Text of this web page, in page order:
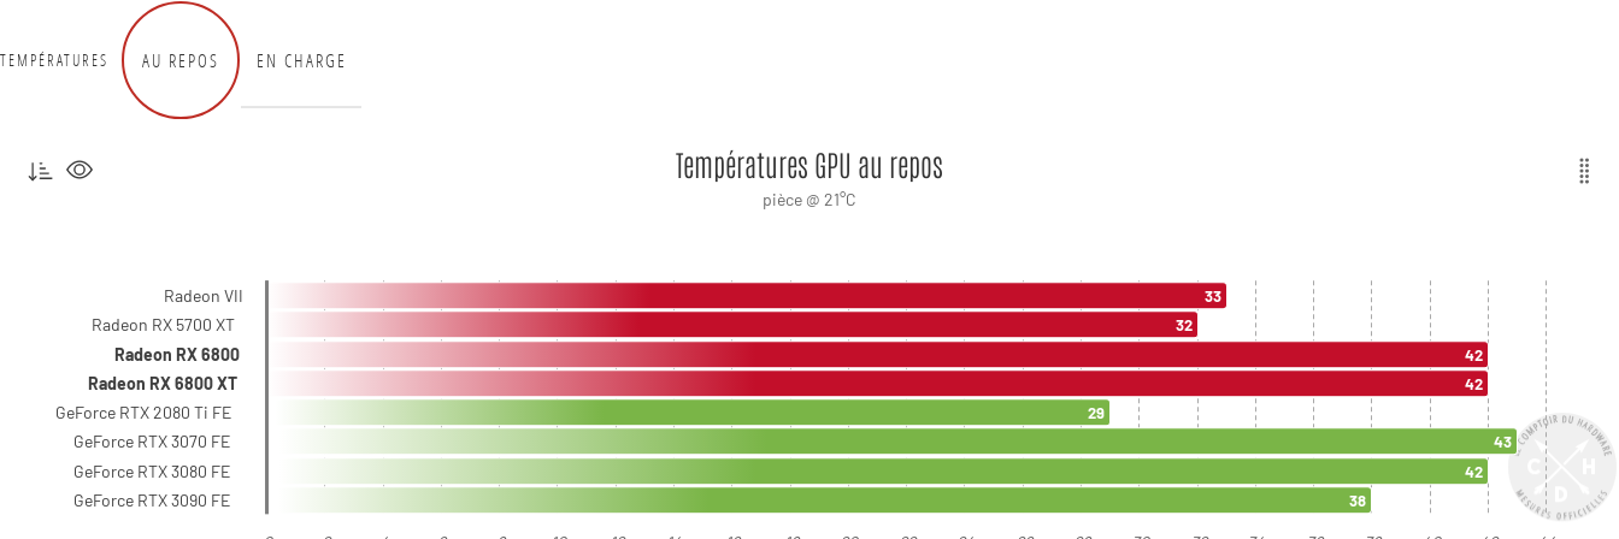
TEMPÉRATURES AU REPOS EN CHARGE
Températures GPU au repos
pièce @ 21°C
Radeon VII
Radeon RX 5700 XT
Radeon RX 6800
Radeon RX 6800 XT
GeForce RTX 2080 Ti FE
GeForce RTX 3070 FE
GeForce RTX 3080 FE
GeForce RTX 3090 FE
33
32
42
42
29
43
42
38